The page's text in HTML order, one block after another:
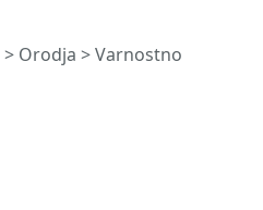
> Orodja > Varnostno